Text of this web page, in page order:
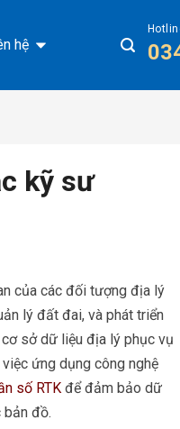
hệ
kỹ sư
của các đối tượng địa lý
lý đất đai, và phát triển
sở dữ liệu địa lý phục vụ
ứng dụng công nghệ
số RTK để đảm bảo dữ
bản đồ.